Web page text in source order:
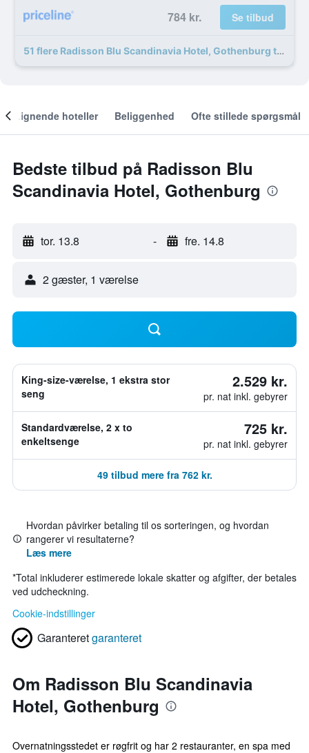
784 kr. Se tilbud
51 flere Radisson Blu Scandinavia Hotel, Gothenburg tilbud
Lignende hoteller Beliggenhed Ofte stillede spørgsmål
Bedste tilbud på Radisson Blu
Scandinavia Hotel, Gothenburg
tor. 13.8 - fre. 14.8
2 gæster, 1 værelse
King-size-værelse, 1 ekstra stor
seng
2.529 kr.
pr. nat inkl. gebyrer
Standardværelse, 2 x to
enkeltsenge
725 kr.
pr. nat inkl. gebyrer
49 tilbud mere fra 762 kr.
Hvordan påvirker betaling til os sorteringen, og hvordan
rangerer vi resultaterne?
Læs mere
*Total inkluderer estimerede lokale skatter og afgifter, der betales
ved udcheckning.
Cookie-indstillinger
Garanteretgaranteret
Om Radisson Blu Scandinavia
Hotel, Gothenburg
Overnatningsstedet er røgfrit og har 2 restauranter, en spa med